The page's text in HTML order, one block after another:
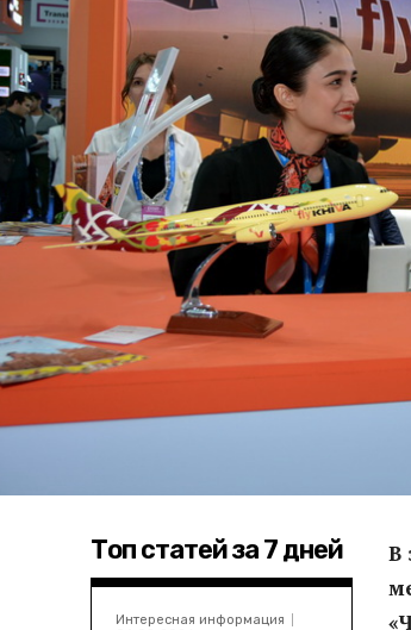
Топ статей за 7 дней
Интересная информация
В